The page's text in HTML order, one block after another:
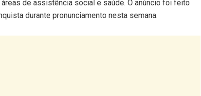
de assistência social e saúde. O anúncio foi feito
durante pronunciamento nesta semana.